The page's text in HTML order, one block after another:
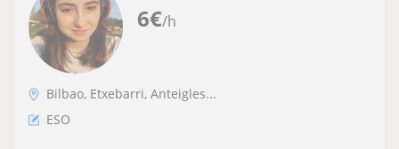
6€/h
Bilbao, Etxebarri, Anteigles...
ESO